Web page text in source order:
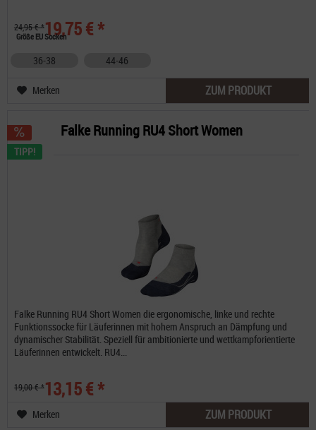
19,75 € *
24,95 € *
Größe EU Socken
36-38 44-46
Merken ZUM PRODUKT
TIPP!
Falke Running RU4 Short Women die ergonomische, linke und rechte
Funktionssocke für Läuferinnen mit hohem Anspruch an Dämpfung und
dynamischer Stabilität. Speziell für ambitionierte und wettkampforientierte
Läuferinnen entwickelt. RU4...
13,15 € *
19,00 € *
Falke Running RU4 Short Women
Merken ZUM PRODUKT